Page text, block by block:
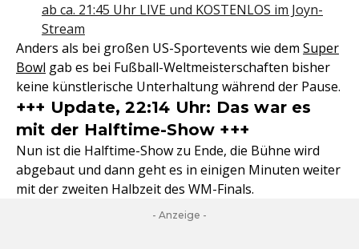
ab ca. 21:45 Uhr LIVE und KOSTENLOS im Joyn-
Stream
Anders als bei großen US-Sportevents wie dem Super
Bowl gab es bei Fußball-Weltmeisterschaften bisher
keine künstlerische Unterhaltung während der Pause.
+++ Update, 22:14 Uhr: Das war es
mit der Halftime-Show +++
Nun ist die Halftime-Show zu Ende, die Bühne wird
abgebaut und dann geht es in einigen Minuten weiter
mit der zweiten Halbzeit des WM-Finals.
- Anzeige -